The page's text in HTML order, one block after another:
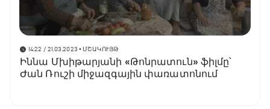
14:22 / 21.03.2023 • ՄՇԱԿՈՒՅԹ
Իննա Մխիթարյանի «Թոնրատուն» ֆիլմը՝
Ժան Ռուշի միջազգային փառատոնում